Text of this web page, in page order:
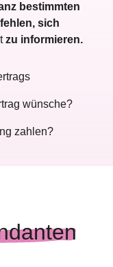
bestimmten
sich
zu informieren.
wünsche?
zahlen?